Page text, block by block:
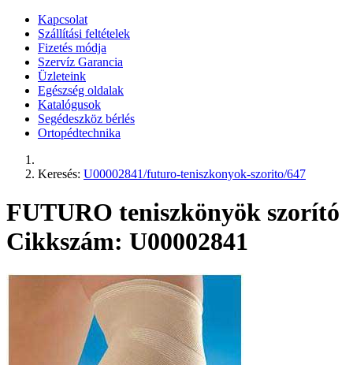
Kapcsolat
Szállítási feltételek
Fizetés módja
Szervíz Garancia
Üzleteink
Egészség oldalak
Katalógusok
Segédeszköz bérlés
Ortopédtechnika
Keresés: U00002841/futuro-teniszkonyok-szorito/647
FUTURO teniszkönyök szorító
Cikkszám: U00002841